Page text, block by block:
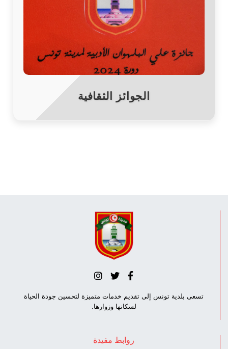
الجوائز الثقافية
تسعى بلدية تونس إلى تقديم خدمات متميزة لتحسين جودة الحياة
لسكانها وزوارها.
روابط مفيدة